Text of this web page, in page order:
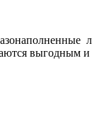
выгодным